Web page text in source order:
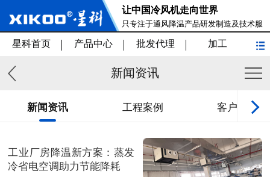
让中国冷风机走向世界
只专注于通风降温产品研发制造及技术服
务
星科首页 产品中心 批发代理 加工
新闻资讯
新闻资讯 工程案例 客户见证
工业厂房降温新方案：蒸发
冷省电空调助力节能降耗